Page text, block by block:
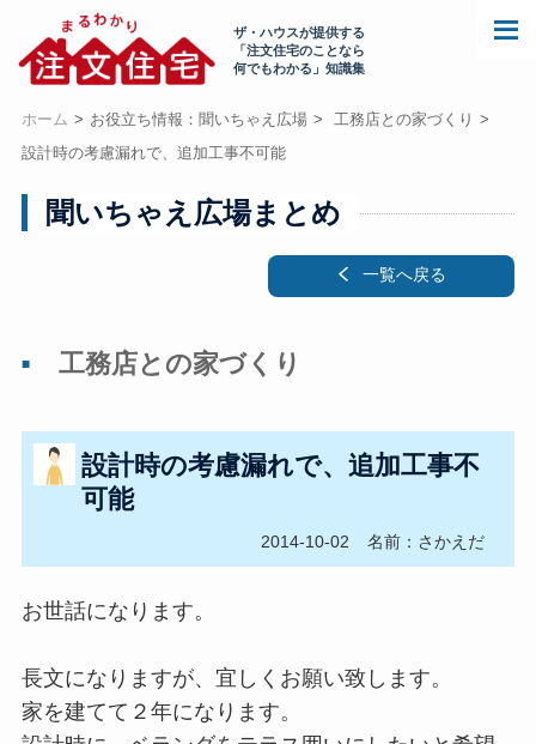
ザ・ハウスが提供する
「注文住宅のことなら
何でもわかる」知識集
ホーム お役立ち情報：聞いちゃえ広場
工務店との家づくり
設計時の考慮漏れで、追加工事不可能
聞いちゃえ広場まとめ
一覧へ戻る
工務店との家づくり
設計時の考慮漏れで、追加工事不
可能
2014-10-02 名前：さかえだ
お世話になります。
長文になりますが、宜しくお願い致します。
家を建てて２年になります。